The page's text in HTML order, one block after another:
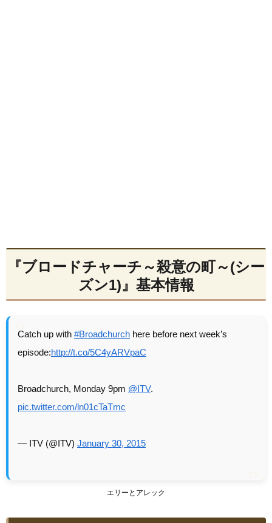
『ブロードチャーチ～殺意の町～(シー
ズン1)』基本情報
Catch up with #Broadchurch here before next week’s
episode:http://t.co/5C4yARVpaC
Broadchurch, Monday 9pm @ITV.
pic.twitter.com/ln01cTaTmc
— ITV (@ITV) January 30, 2015
エリーとアレック